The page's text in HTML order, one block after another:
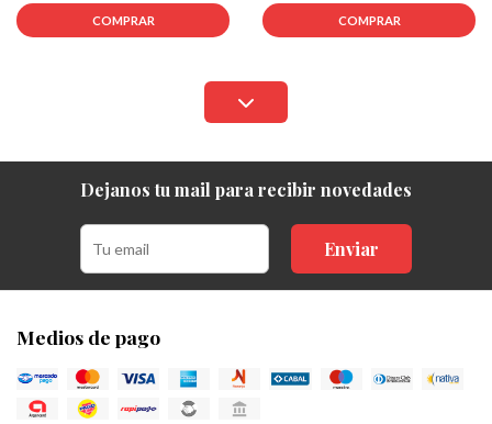
COMPRAR COMPRAR
Dejanos tu mail para recibir novedades
Enviar
Medios de pago